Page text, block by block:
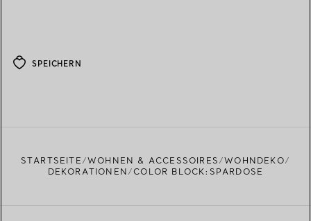
SPEICHERN
STARTSEITE WOHNEN & ACCESSOIRES
WOHNDEKO
DEKORATIONEN
COLOR BLOCK:SPARDOSE